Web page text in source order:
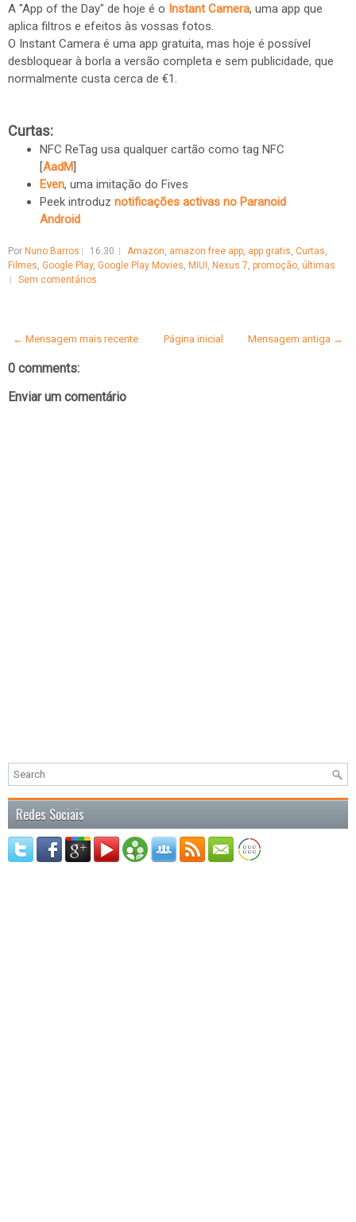
A "App of the Day" de hoje é o Instant Camera, uma app que
aplica filtros e efeitos às vossas fotos.
O Instant Camera é uma app gratuita, mas hoje é possível
desbloquear à borla a versão completa e sem publicidade, que
normalmente custa cerca de €1.
Curtas:
NFC ReTag usa qualquer cartão como tag NFC
[AadM]
Even, uma imitação do Fives
Peek introduz notificações activas no Paranoid
Android
Por Nuno Barros 16:30 Amazon, amazon free app, app gratis, Curtas,
Filmes, Google Play, Google Play Movies, MIUI, Nexus 7, promoção, últimas
Sem comentários
← Mensagem mais recente Mensagem antiga →
Página inicial
0 comments:
Enviar um comentário
Redes Sociais